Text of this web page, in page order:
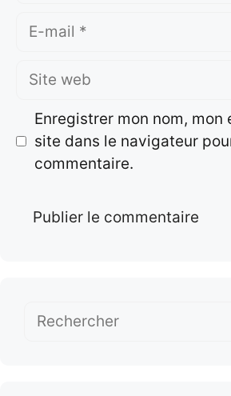
E-
Site
Enregistrer mon nom, mon
site dans le navigateur
commentaire.
Rechercher